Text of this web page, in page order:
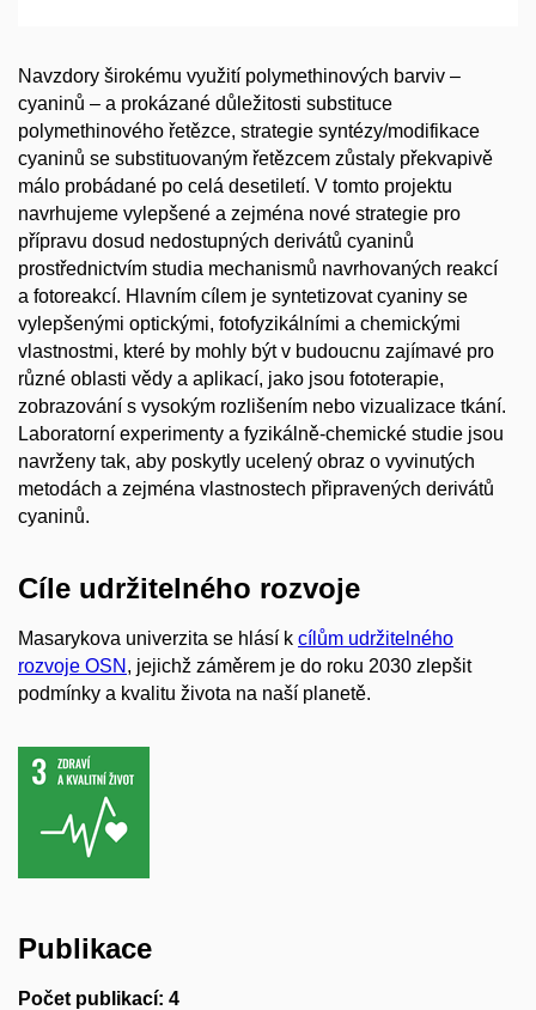
Navzdory širokému využití polymethinových barviv –
cyaninů – a prokázané důležitosti substituce
polymethinového řetězce, strategie syntézy/modifikace
cyaninů se substituovaným řetězcem zůstaly překvapivě
málo probádané po celá desetiletí. V tomto projektu
navrhujeme vylepšené a zejména nové strategie pro
přípravu dosud nedostupných derivátů cyaninů
prostřednictvím studia mechanismů navrhovaných reakcí
a fotoreakcí. Hlavním cílem je syntetizovat cyaniny se
vylepšenými optickými, fotofyzikálními a chemickými
vlastnostmi, které by mohly být v budoucnu zajímavé pro
různé oblasti vědy a aplikací, jako jsou fototerapie,
zobrazování s vysokým rozlišením nebo vizualizace tkání.
Laboratorní experimenty a fyzikálně-chemické studie jsou
navrženy tak, aby poskytly ucelený obraz o vyvinutých
metodách a zejména vlastnostech připravených derivátů
cyaninů.
Cíle udržitelného rozvoje
Masarykova univerzita se hlásí k cílům udržitelného
rozvoje OSN , jejichž záměrem je do roku 2030 zlepšit
podmínky a kvalitu života na naší planetě.
Publikace
Počet publikací: 4